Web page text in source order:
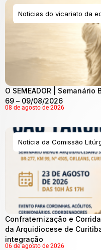
Noticias do vicariato da
O SEMEADOR |
69 – 09/08/2026
08 de agosto de 2026
Notícia da Comissão
Confraternização e
da Arquidiocese de
integração
06 de agosto de 2026